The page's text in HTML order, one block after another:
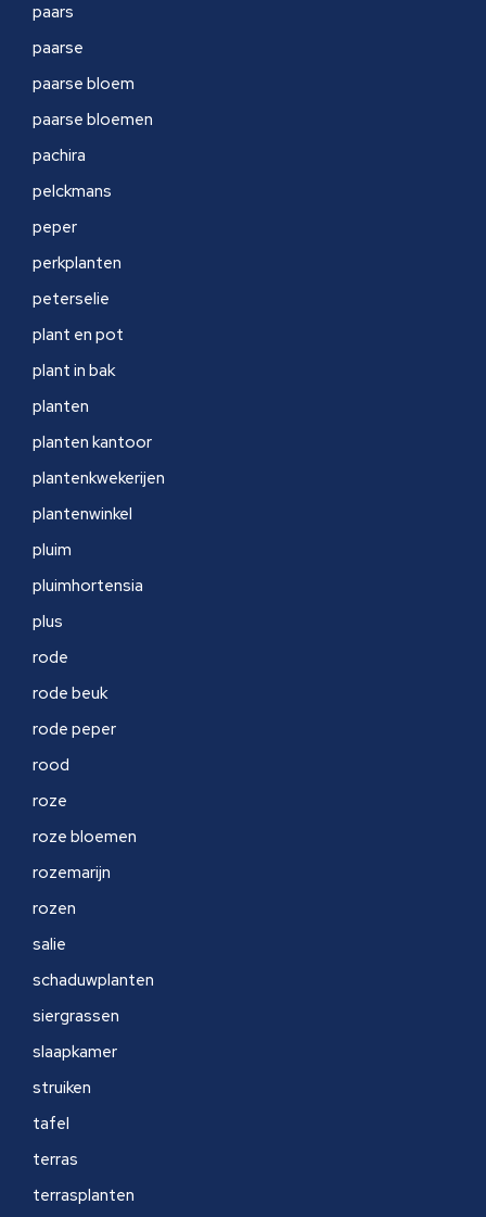
paars
paarse
paarse bloem
paarse bloemen
pachira
pelckmans
peper
perkplanten
peterselie
plant en pot
plant in bak
planten
planten kantoor
plantenkwekerijen
plantenwinkel
pluim
pluimhortensia
plus
rode
rode beuk
rode peper
rood
roze
roze bloemen
rozemarijn
rozen
salie
schaduwplanten
siergrassen
slaapkamer
struiken
tafel
terras
terrasplanten